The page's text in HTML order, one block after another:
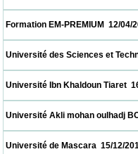
Formation EM-
Université des Sciences et
Université Ibn Khaldoun
Université Akli mohan
Université de Mascara